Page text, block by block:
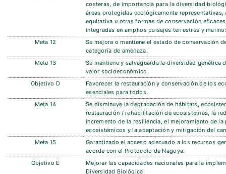
costeras, de importancia para la diversidad
áreas protegidas ecológicamente
equitativa u otras formas de conservación
integradas en amplios paisajes terrestres y
Meta 12
Se mejora o mantiene el estado de conservación
categoría de amenaza.
Meta 13
Se mantiene y salvaguarda la diversidad genética
valor socioeconómico.
Objetivo D
Favorecer la restauración y conservación de los
esenciales para todos.
Meta 14
Se disminuye la degradación de hábitats,
restauración / rehabilitación de ecosistemas, la
incremento de la resiliencia, el mejoramiento de
ecosistémicos y la adaptación y mitigación del
Meta 15
Garantizado el acceso adecuado a los recursos
acorde con el Protocolo de Nagoya.
Objetivo E
Mejorar las capacidades nacionales para la
Diversidad Biológica.